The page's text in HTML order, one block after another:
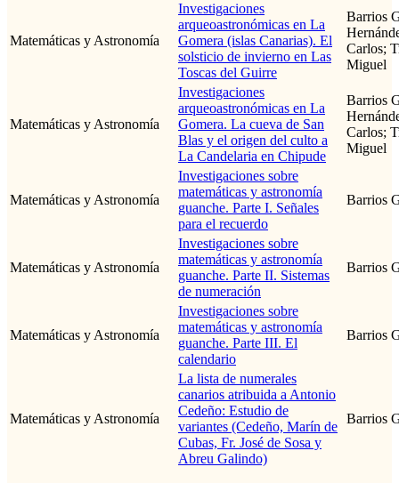
Matemáticas y Astronomía
Investigaciones
arqueoastronómicas en La
Gomera (islas Canarias). El
solsticio de invierno en Las
Toscas del Guirre
Barrios
Carlos;
Miguel
Matemáticas y Astronomía
Investigaciones
arqueoastronómicas en La
Gomera. La cueva de San
Blas y el origen del culto a
La Candelaria en Chipude
Barrios
Carlos;
Miguel
Matemáticas y Astronomía
Investigaciones sobre
matemáticas y astronomía
guanche. Parte I. Señales
para el recuerdo
Barrios
Matemáticas y Astronomía
Investigaciones sobre
matemáticas y astronomía
guanche. Parte II. Sistemas
de numeración
Barrios
Matemáticas y Astronomía
Investigaciones sobre
matemáticas y astronomía
guanche. Parte III. El
calendario
Barrios
Matemáticas y Astronomía
La lista de numerales
canarios atribuida a Antonio
Cedeño: Estudio de
variantes (Cedeño, Marín de
Cubas, Fr. José de Sosa y
Abreu Galindo)
Barrios